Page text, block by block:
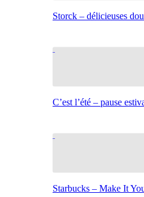
Storck – délicieuses
C’est l’été – pause
Starbucks – Make It